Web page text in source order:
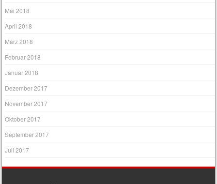
Mai 2018
April 2018
März 2018
Februar 2018
Januar 2018
Dezember 2017
November 2017
Oktober 2017
September 2017
Juli 2017